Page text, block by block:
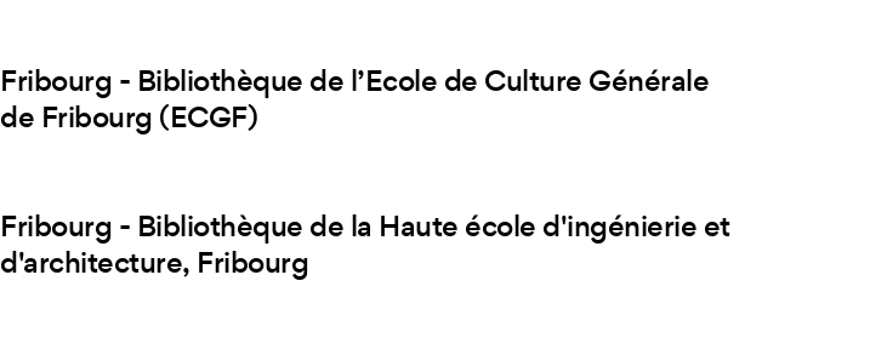
Fribourg - Bibliothèque de l’Ecole de Culture Générale
de Fribourg (ECGF)
Fribourg - Bibliothèque de la Haute école d'ingénierie et
d'architecture, Fribourg